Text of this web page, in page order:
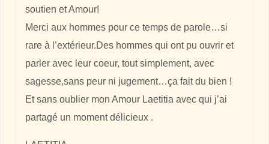
soutien et Amour!
Merci aux hommes pour ce temps de parole…si
rare à l’extérieur.Des hommes qui ont pu ouvrir et
parler avec leur coeur, tout simplement, avec
sagesse,sans peur ni jugement…ça fait du bien !
Et sans oublier mon Amour Laetitia avec qui j’ai
partagé un moment délicieux .